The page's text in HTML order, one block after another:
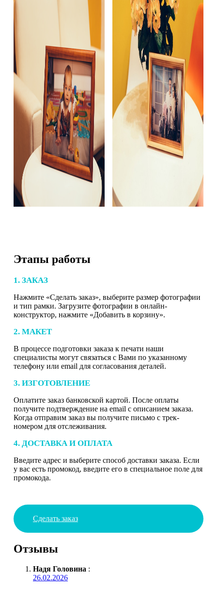
Этапы работы
1. ЗАКАЗ
Нажмите «Сделать заказ», выберите размер фотографии
и тип рамки. Загрузите фотографии в онлайн-
конструктор, нажмите «Добавить в корзину».
2. МАКЕТ
В процессе подготовки заказа к печати наши
специалисты могут связаться с Вами по указанному
телефону или email для согласования деталей.
3. ИЗГОТОВЛЕНИЕ
Оплатите заказ банковской картой. После оплаты
получите подтверждение на email с описанием заказа.
Когда отправим заказ вы получите письмо с трек-
номером для отслеживания.
4. ДОСТАВКА И ОПЛАТА
Введите адрес и выберите способ доставки заказа. Если
у вас есть промокод, введите его в специальное поле для
промокода.
Сделать заказ
Отзывы
Надя Головина :
26.02.2026